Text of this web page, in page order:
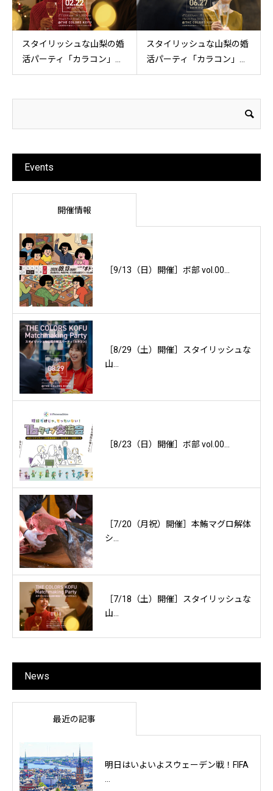
スタイリッシュな山梨の婚
活パーティ「カラコン」...
スタイリッシュな山梨の婚
活パーティ「カラコン」...
Events
開催情報
［9/13（日）開催］ボ部 vol.00...
［8/29（土）開催］スタイリッシュな
山...
［8/23（日）開催］ボ部 vol.00...
［7/20（月祝）開催］本鮪マグロ解体
シ...
［7/18（土）開催］スタイリッシュな
山...
News
最近の記事
明日はいよいよスウェーデン戦！FIFA